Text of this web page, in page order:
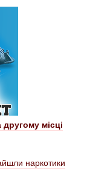
місці
наркотики